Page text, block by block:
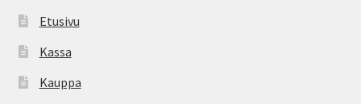
Etusivu
Kassa
Kauppa